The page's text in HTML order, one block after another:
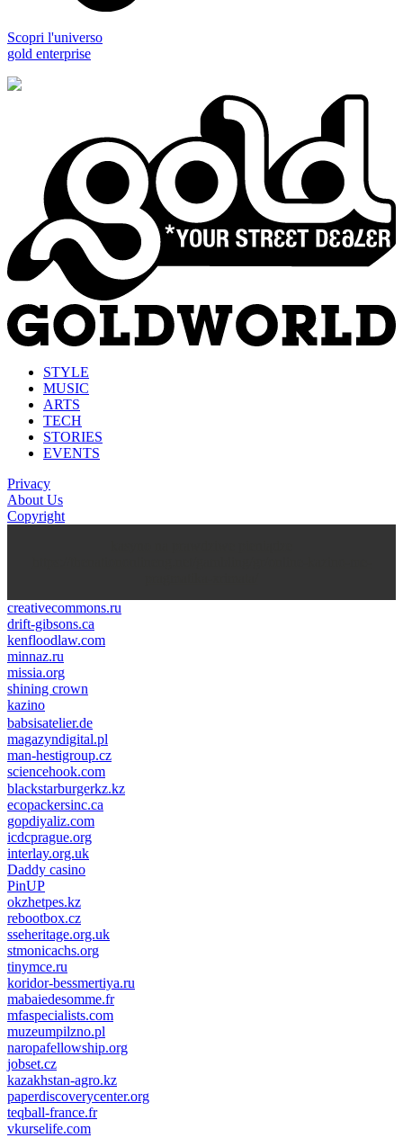
Scopri l'universo
gold enterprise
STYLE
MUSIC
ARTS
TECH
STORIES
EVENTS
Privacy
About Us
Copyright
creativecommons.ru
drift-gibsons.ca
kenfloodlaw.com
minnaz.ru
missia.org
shining crown
kazino
casino lemon
pinco giriş
babsisatelier.de
magazyndigital.pl
man-hestigroup.cz
sciencehook.com
олимп казино
blackstarburgerkz.kz
ecopackersinc.ca
gopdiyaliz.com
icdcprague.org
interlay.org.uk
Daddy casino
PinUP
okzhetpes.kz
rebootbox.cz
sseheritage.org.uk
stmonicachs.org
tinymce.ru
koridor-bessmertiya.ru
mabaiedesomme.fr
mfaspecialists.com
muzeumpilzno.pl
naropafellowship.org
jobset.cz
kazakhstan-agro.kz
paperdiscoverycenter.org
teqball-france.fr
vkurselife.com